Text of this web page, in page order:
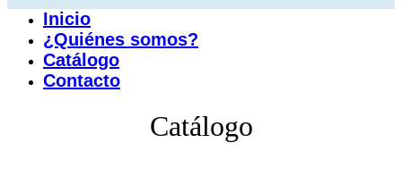
Inicio
¿Quiénes somos?
Catálogo
Contacto
Catálogo